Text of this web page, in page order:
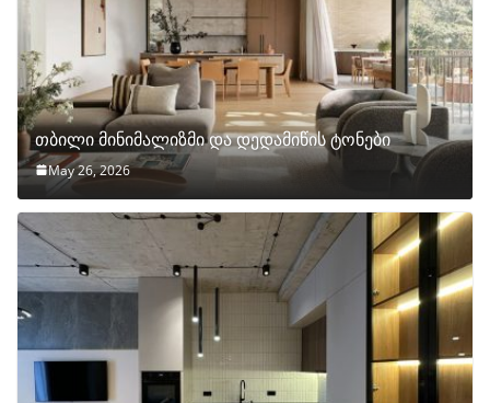
თბილი მინიმალიზმი და დედამიწის ტონები
May 26, 2026